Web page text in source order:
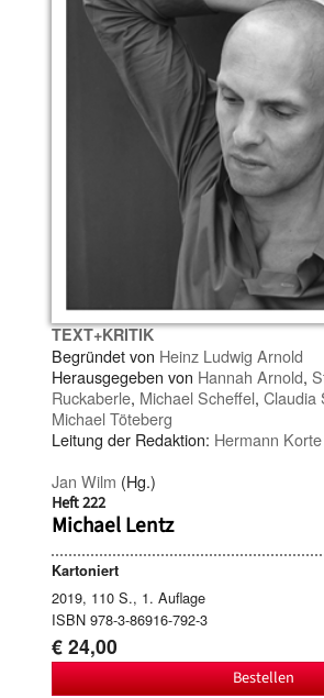
TEXT+KRITIK
Begründet von Heinz Ludwig Arnold
Herausgegeben von Hannah Arnold,
Ruckaberle, Michael Scheffel, Claudia
Michael Töteberg
Leitung der Redaktion: Hermann Korte
Jan Wilm (Hg.)
Heft 222
Michael Lentz
Kartoniert
2019, 110 S., 1. Auflage
ISBN 978-3-86916-792-3
€ 24,00
Bestellen